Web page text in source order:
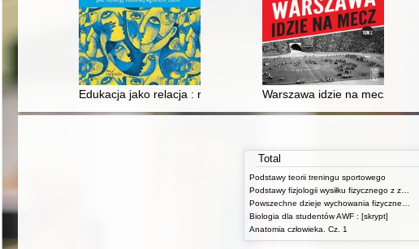
Edukacja jako relacja : refleksje - inspiracje - działania
Warszawa idzie na mecz. T. 2
Total
Podstawy teorii treningu sportowego
Biologia dla studentów AWF : [skrypt]
Anatomia człowieka. Cz. 1